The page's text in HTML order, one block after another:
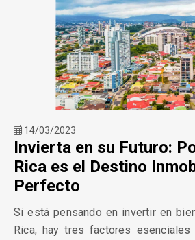
14/03/2023
Invierta en su Futuro:
Rica es el Destino
Perfecto
Si está pensando en invertir en
Rica, hay tres factores